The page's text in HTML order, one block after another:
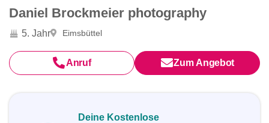
Daniel Brockmeier photography
5. Jahr Eimsbüttel
Anruf Zum Angebot
Deine Kostenlose